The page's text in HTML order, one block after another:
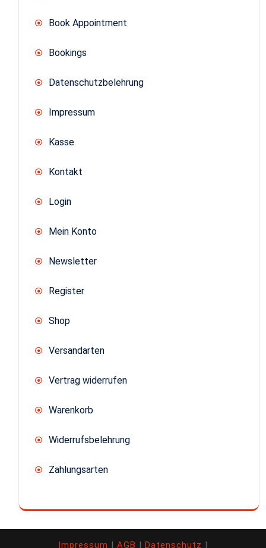
Book Appointment
Bookings
Datenschutzbelehrung
Impressum
Kasse
Kontakt
Login
Mein Konto
Newsletter
Register
Shop
Versandarten
Vertrag widerrufen
Warenkorb
Widerrufsbelehrung
Zahlungsarten
Impressum | AGB | Datenschutz |